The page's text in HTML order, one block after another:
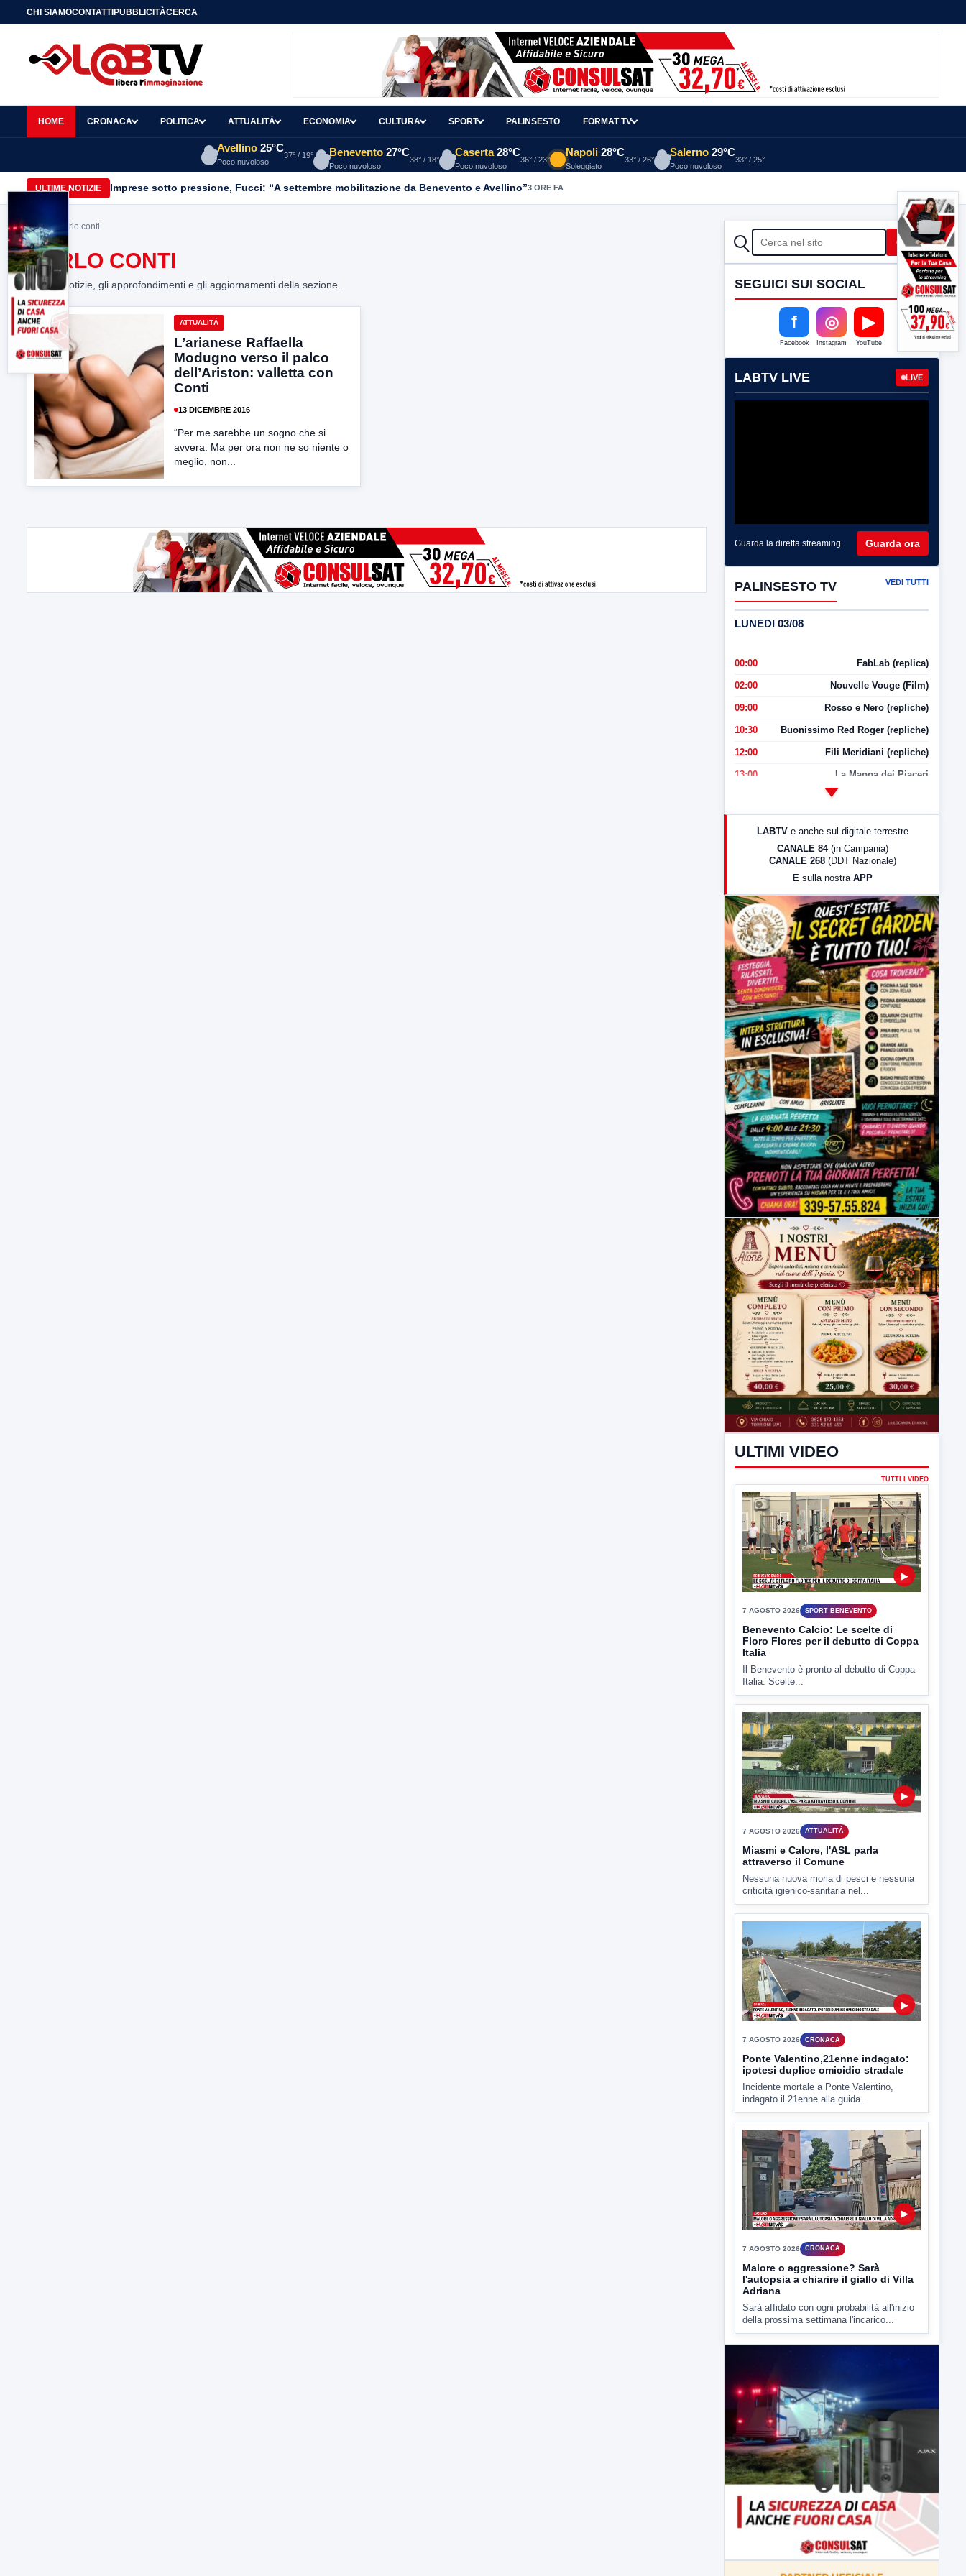
CHI SIAMOCONTATTIPUBBLICITÀCERCA
HOME CRONACA POLITICA ATTUALITÀ ECONOMIA CULTURA SPORT PALINSESTO FORMAT TV
Avellino 25°C
Poco nuvoloso
37° / 19° Benevento 27°C
Poco nuvoloso
38° / 18°
Caserta 28°C
Poco nuvoloso
36° / 23°
Napoli 28°C
Soleggiato
33° / 26°
Salerno 29°C
Poco nuvoloso
33° / 25°
ULTIME NOTIZIE Imprese sotto pressione, Fucci: “A settembre mobilitazione da Benevento e Avellino”3 ORE FA
Home> carlo conti
CARLO CONTI
Tutte le notizie, gli approfondimenti e gli aggiornamenti della sezione.
ATTUALITÀ
L’arianese Raffaella
Modugno verso il palco
dell’Ariston: valletta con
Conti
13 DICEMBRE 2016
“Per me sarebbe un sogno che si
avvera. Ma per ora non ne so niente o
meglio, non...
CERCA Cerca
SEGUICI SUI SOCIAL
f
Facebook
◎
Instagram
▶
YouTube
LABTV LIVE LIVE
Guarda la diretta streaming Guarda ora
PALINSESTO TV VEDI TUTTI
LUNEDI 03/08
00:00 FabLab (replica)
02:00 Nouvelle Vouge (Film)
09:00 Rosso e Nero (repliche)
10:30 Buonissimo Red Roger (repliche)
12:00 Fili Meridiani (repliche)
13:00 La Mappa dei Piaceri
LabNews (Diretta)
23:00 LabNews (replica)
LABTV e anche sul digitale terrestre
CANALE 84 (in Campania)
CANALE 268 (DDT Nazionale)
E sulla nostra APP
ULTIMI VIDEO
TUTTI I VIDEO
▶
7 AGOSTO 2026 SPORT BENEVENTO
Benevento Calcio: Le scelte di
Floro Flores per il debutto di Coppa
Il Benevento è pronto al debutto di Coppa
Italia. Scelte...
▶
7 AGOSTO 2026 ATTUALITÀ
Miasmi e Calore, l'ASL parla
attraverso il Comune
Nessuna nuova moria di pesci e nessuna
criticità igienico-sanitaria nel...
▶
7 AGOSTO 2026
Ponte Valentino,21enne indagato:
ipotesi duplice omicidio stradale
Incidente mortale a Ponte Valentino,
indagato il 21enne alla guida...
▶
7 AGOSTO 2026 CRONACA
Malore o aggressione? Sarà
l'autopsia a chiarire il giallo di Villa
Sarà affidato con ogni probabilità all'inizio
della prossima settimana l'incarico...